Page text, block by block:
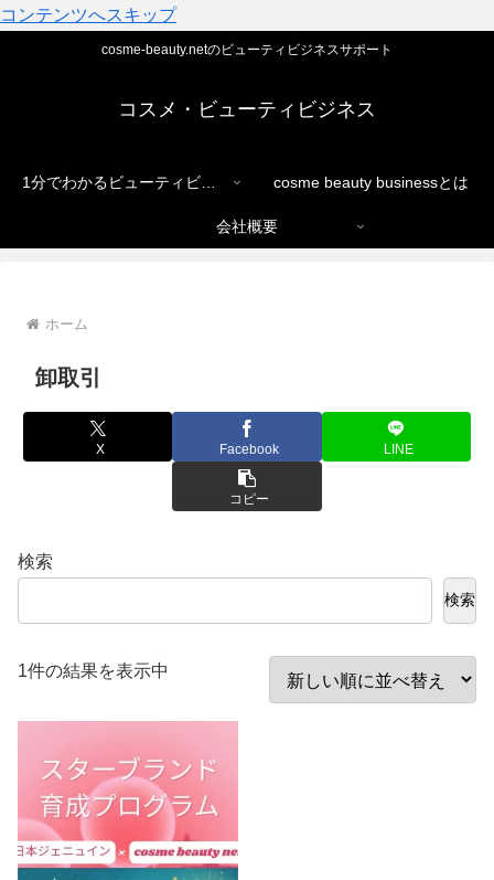
コンテンツへスキップ
cosme-beauty.netのビューティビジネスサポート
コスメ・ビューティビジネス
1分でわかるビューティビジネス cosme beauty businessとは
会社概要
ホーム
卸取引
X Facebook LINE
コピー
検索
検索
1件の結果を表示中